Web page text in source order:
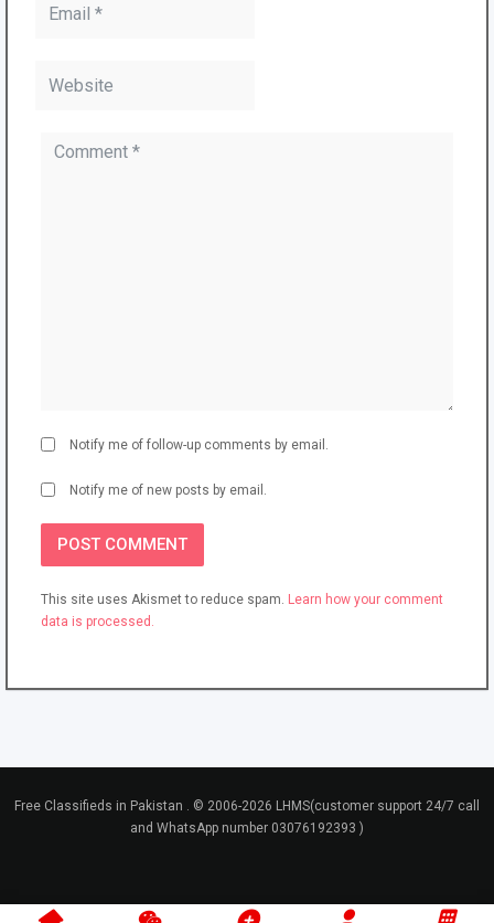
Notify me of follow-up comments by email.
Notify me of new posts by email.
This site uses Akismet to reduce spam. Learn how your comment
data is processed.
Free Classifieds in Pakistan . © 2006-2026 LHMS(customer support 24/7 call
and WhatsApp number 03076192393 )